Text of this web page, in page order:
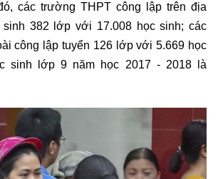
các trường THPT công lập trên địa
sinh 382 lớp với 17.008 học sinh; các
công lập tuyển 126 lớp với 5.669 học
sinh lớp 9 năm học 2017 - 2018 là